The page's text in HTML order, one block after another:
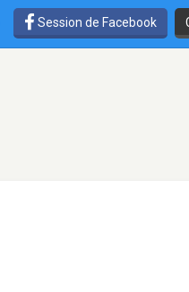
Session de Facebook